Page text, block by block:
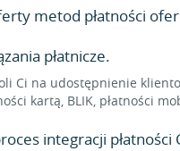
metod płatności
płatnicze.
Ci na udostępnienie
kartą, BLIK, płatności
integracji